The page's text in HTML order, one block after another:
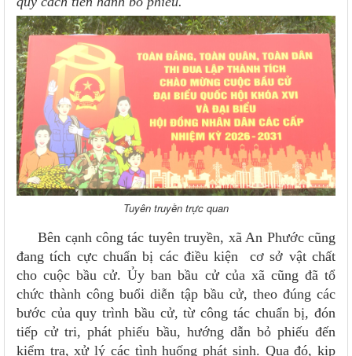
Tuyên truyền trực quan
Bên cạnh công tác tuyên truyền, xã An Phước cũng
đang tích cực chuẩn bị các điều kiện cơ sở vật chất
cho cuộc bầu cử. Ủy ban bầu cử của xã cũng đã tổ
chức thành công buổi diễn tập bầu cử, theo đúng các
bước của quy trình bầu cử, từ công tác chuẩn bị, đón
tiếp cử tri, phát phiếu bầu, hướng dẫn bỏ phiếu đến
kiểm tra, xử lý các tình huống phát sinh. Qua đó, kịp